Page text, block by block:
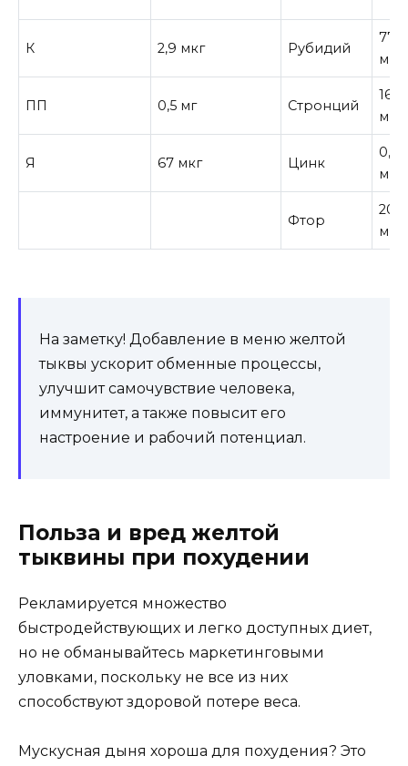
К 2,9 мкг Рубидий
77
мкг
ПП 0,5 мг Стронций
16
мкг
Я 67 мкг Цинк
мг
Фтор
20
мкг
На заметку! Добавление в меню желтой
тыквы ускорит обменные процессы,
улучшит самочувствие человека,
иммунитет, а также повысит его
настроение и рабочий потенциал.
Польза и вред желтой
тыквины при похудении
Рекламируется множество
быстродействующих и легко доступных диет,
но не обманывайтесь маркетинговыми
уловками, поскольку не все из них
способствуют здоровой потере веса.
Мускусная дыня хороша для похудения? Это